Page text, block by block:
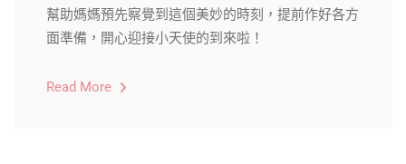
幫助媽媽預先察覺到這個美妙的時刻，提前作好各方
面準備，開心迎接小天使的到來啦！
Read More